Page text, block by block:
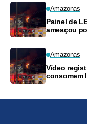
Amazonas
Painel de
ameaçou
Amazonas
Vídeo
consomem